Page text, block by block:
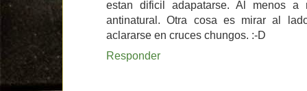
estan dificil adapatarse. Al menos
antinatural. Otra cosa es mirar al
aclararse en cruces chungos. :-D
Responder